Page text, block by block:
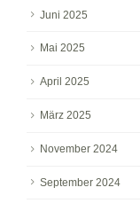
Juni 2025
Mai 2025
April 2025
März 2025
November 2024
September 2024